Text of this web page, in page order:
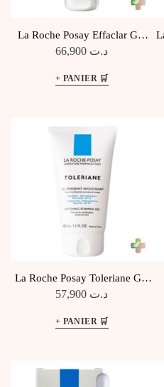
La Roche Posay Effaclar Gel
Moussant Purifiant 200Ml
د.ت
La Roche Posay Toleriane Gel
Moussant Adoucissant, 150Ml
د.ت